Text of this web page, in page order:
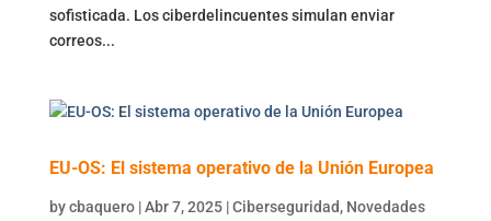
sofisticada. Los ciberdelincuentes simulan enviar
correos...
EU-OS: El sistema operativo de la Unión Europea
bycbaquero|Abr 7, 2025|Ciberseguridad, Novedades